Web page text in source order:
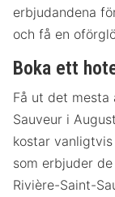
erbjudandena
och få en
Boka ett
Få ut det mesta
Sauveur i
kostar
som erbjuder
Rivière-Saint-